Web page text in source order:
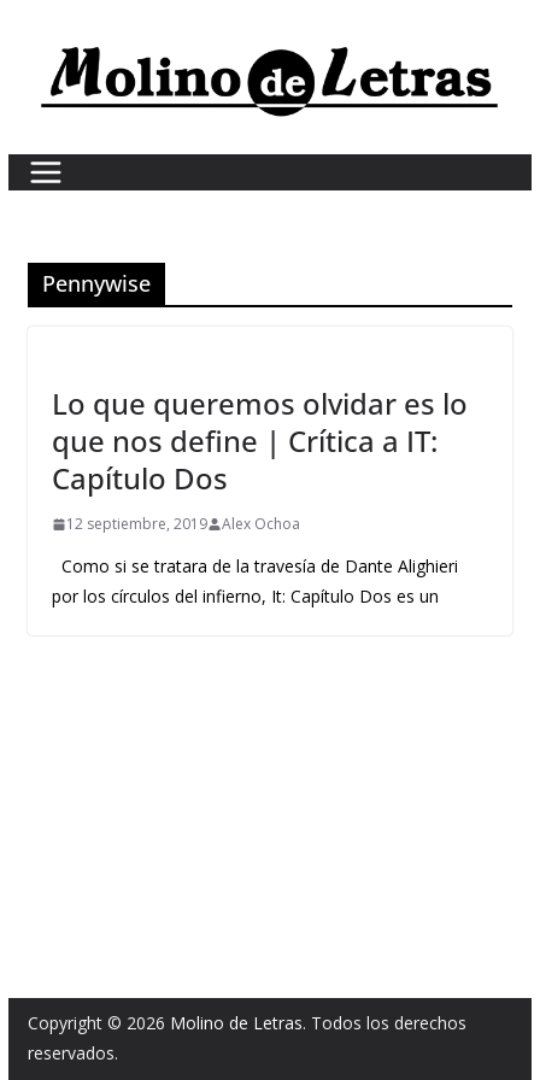
content
Pennywise
Lo que queremos olvidar es lo
que nos define | Crítica a IT:
Capítulo Dos
12 septiembre, 2019 Alex Ochoa
Como si se tratara de la travesía de Dante Alighieri
por los círculos del infierno, It: Capítulo Dos es un
Copyright © 2026 Molino de Letras. Todos los derechos
reservados.